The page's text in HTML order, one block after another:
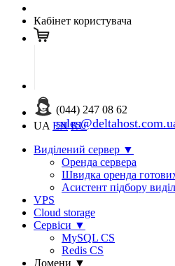
Кабінет користувача
(044) 247 08 62
UA EN RU
Виділений сервер ▼
Оренда сервера
Швидка оренда
Асистент підбору
VPS
Cloud storage
Сервіси ▼
MySQL CS
Redis CS
Домени ▼